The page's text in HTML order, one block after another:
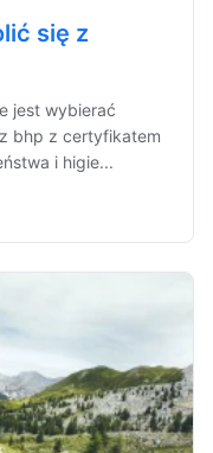
się z
jest wybierać
bhp z certyfikatem
i higie...